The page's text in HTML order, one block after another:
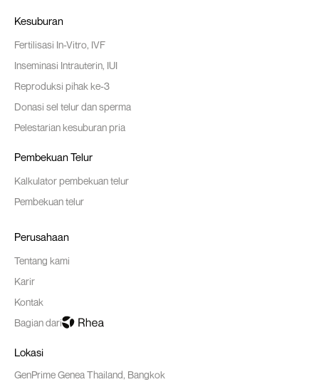
Kesuburan
Fertilisasi In-Vitro, IVF
Inseminasi Intrauterin, IUI
Reproduksi pihak ke-3
Donasi sel telur dan sperma
Pelestarian kesuburan pria
Pembekuan Telur
Kalkulator pembekuan telur
Pembekuan telur
Perusahaan
Tentang kami
Karir
Kontak
Bagian dari
Lokasi
GenPrime Genea Thailand, Bangkok